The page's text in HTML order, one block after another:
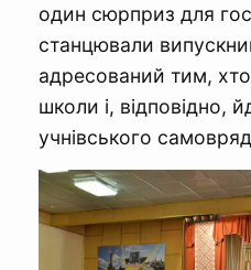
один сюрприз для
станцювали
адресований тим,
школи і, відповідно,
учнівського